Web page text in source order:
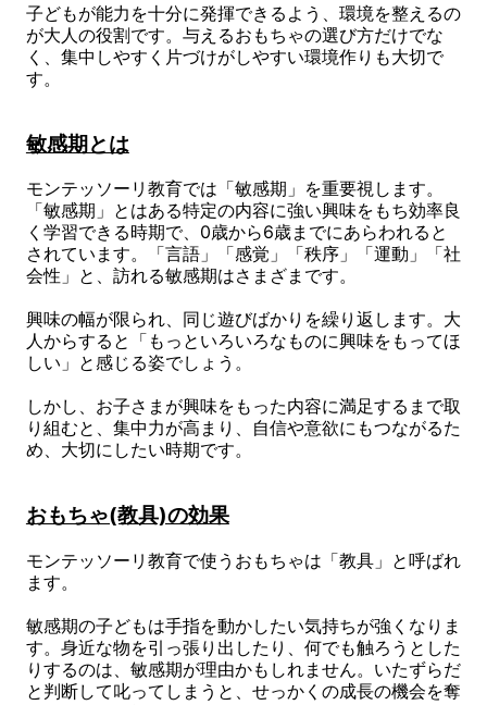
子どもが能力を十分に発揮できるよう、環境を整えるの
が大人の役割です。与えるおもちゃの選び方だけでな
く、集中しやすく片づけがしやすい環境作りも大切で
す。
敏感期とは
モンテッソーリ教育では「敏感期」を重要視します。
「敏感期」とはある特定の内容に強い興味をもち効率良
く学習できる時期で、0歳から6歳までにあらわれると
されています。「言語」「感覚」「秩序」「運動」「社
会性」と、訪れる敏感期はさまざまです。
興味の幅が限られ、同じ遊びばかりを繰り返します。大
人からすると「もっといろいろなものに興味をもってほ
しい」と感じる姿でしょう。
しかし、お子さまが興味をもった内容に満足するまで取
り組むと、集中力が高まり、自信や意欲にもつながるた
め、大切にしたい時期です。
おもちゃ(教具)の効果
モンテッソーリ教育で使うおもちゃは「教具」と呼ばれ
ます。
敏感期の子どもは手指を動かしたい気持ちが強くなりま
す。身近な物を引っ張り出したり、何でも触ろうとした
りするのは、敏感期が理由かもしれません。いたずらだ
と判断して叱ってしまうと、せっかくの成長の機会を奪